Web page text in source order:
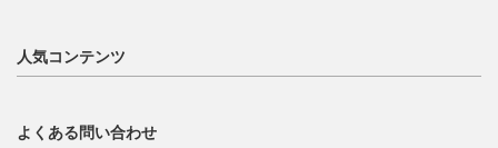
人気コンテンツ
よくある問い合わせ